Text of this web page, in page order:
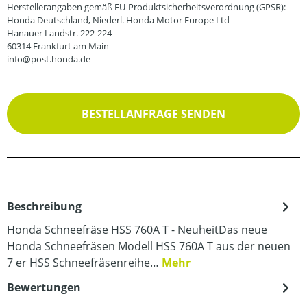
Herstellerangaben gemäß EU-Produktsicherheitsverordnung (GPSR):
Honda Deutschland, Niederl. Honda Motor Europe Ltd
Hanauer Landstr. 222-224
60314 Frankfurt am Main
info@post.honda.de
BESTELLANFRAGE SENDEN
Beschreibung
Honda Schneefräse HSS 760A T - NeuheitDas neue
Honda Schneefräsen Modell HSS 760A T aus der neuen
7 er HSS Schneefräsenreihe… Mehr
Bewertungen